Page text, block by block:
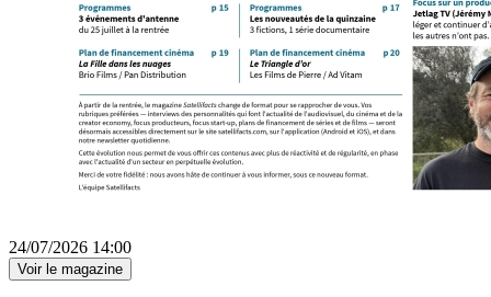
24/07/2026 14:00
Voir le magazine